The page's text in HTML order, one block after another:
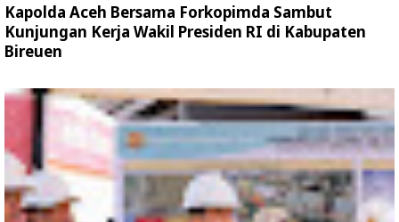
Kapolda Aceh Bersama Forkopimda Sambut
Kunjungan Kerja Wakil Presiden RI di Kabupaten
Bireuen